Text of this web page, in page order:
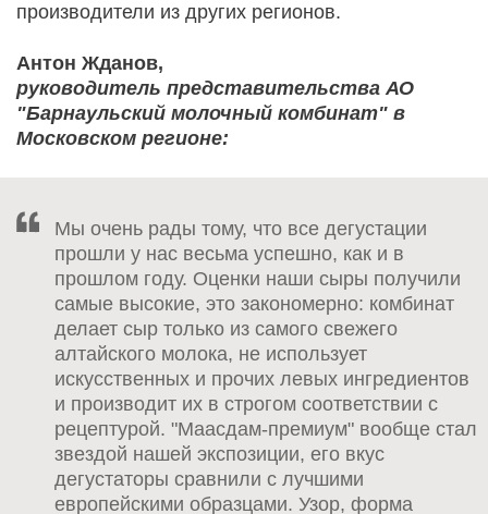
производители из других регионов.
Антон Жданов,
руководитель представительства АО
"Барнаульский молочный комбинат" в
Московском регионе:
Мы очень рады тому, что все дегустации
прошли у нас весьма успешно, как и в
прошлом году. Оценки наши сыры получили
самые высокие, это закономерно: комбинат
делает сыр только из самого свежего
алтайского молока, не использует
искусственных и прочих левых ингредиентов
и производит их в строгом соответствии с
рецептурой. "Маасдам-премиум" вообще стал
звездой нашей экспозиции, его вкус
дегустаторы сравнили с лучшими
европейскими образцами. Узор, форма